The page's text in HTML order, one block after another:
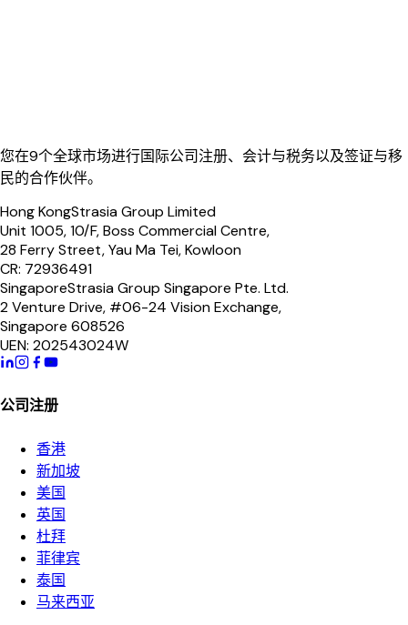
您在9个全球市场进行国际公司注册、会计与税务以及签证与移
民的合作伙伴。
Hong KongStrasia Group Limited
Unit 1005, 10/F, Boss Commercial Centre,
28 Ferry Street, Yau Ma Tei, Kowloon
CR: 72936491
SingaporeStrasia Group Singapore Pte. Ltd.
2 Venture Drive, #06-24 Vision Exchange,
Singapore 608526
UEN: 202543024W
公司注册
香港
新加坡
美国
英国
杜拜
菲律宾
泰国
马来西亚